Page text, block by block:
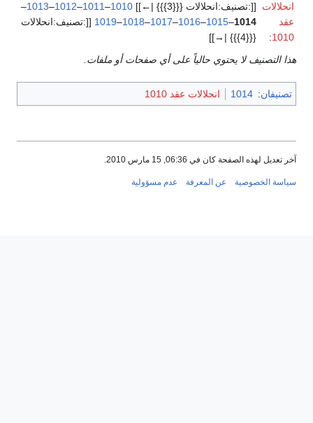
انحلالات
عقد
1010
:
[[:تصنيف:انحلالات {{{3}}} |←]] 1010
–
1011
–
1012
–
1013
–
1014
–
1015
–
1016
–
1017
–
1018
–
1019 [[:تصنيف:انحلالات
{{{4}}} |→]]
هذا التصنيف لا يحتوي حالياً على أي صفحات أو ملفات.
تصنيفان:
1014 انحلالات عقد 1010
آخر تعديل لهذه الصفحة كان في 06:36, 15 مارس 2010.
سياسة الخصوصية عن المعرفة عدم مسؤولية